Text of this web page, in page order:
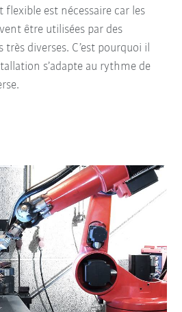
est nécessaire car les
être utilisées par des
diverses. C’est pourquoi il
s’adapte au rythme de